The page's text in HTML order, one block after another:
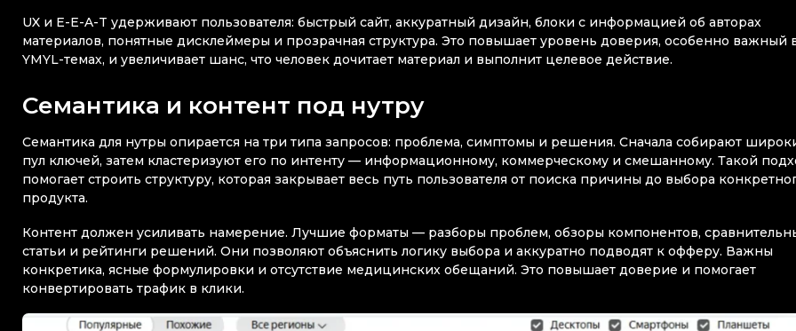
UX и E-E-A-T удерживают пользователя: быстрый сайт, аккуратный дизайн, блоки с информацией об авторах
материалов, понятные дисклеймеры и прозрачная структура. Это повышает уровень доверия, особенно важный
YMYL-темах, и увеличивает шанс, что человек дочитает материал и выполнит целевое действие.
Семантика и контент под нутру
Семантика для нутры опирается на три типа запросов: проблема, симптомы и решения. Сначала собирают
пул ключей, затем кластеризуют его по интенту — информационному, коммерческому и смешанному. Такой
помогает строить структуру, которая закрывает весь путь пользователя от поиска причины до выбора
продукта.
Контент должен усиливать намерение. Лучшие форматы — разборы проблем, обзоры компонентов,
статьи и рейтинги решений. Они позволяют объяснить логику выбора и аккуратно подводят к офферу. Важны
конкретика, ясные формулировки и отсутствие медицинских обещаний. Это повышает доверие и помогает
конвертировать трафик в клики.